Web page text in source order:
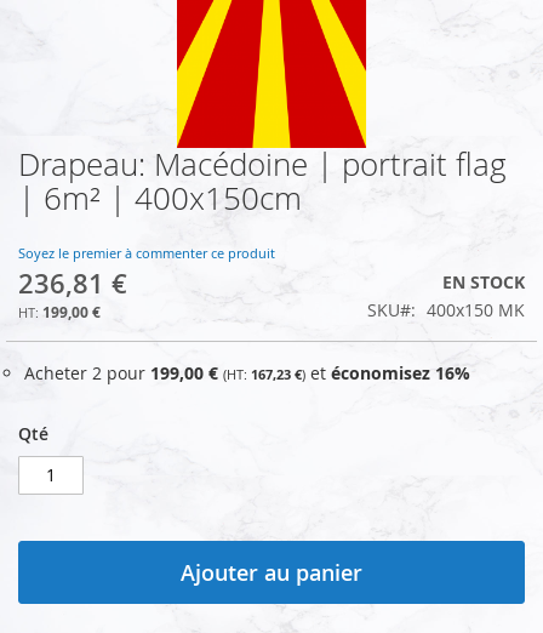
Skip
to
of
the
images
gallery
Drapeau: Macédoine | portrait flag
| 6m² | 400x150cm
Soyez le premier à commenter ce produit
236,81 €
199,00 €
EN STOCK
SKU
400x150 MK
Acheter 2 pour 199,00 € 167,23 € et économisez 16%
Qté
Ajouter au panier